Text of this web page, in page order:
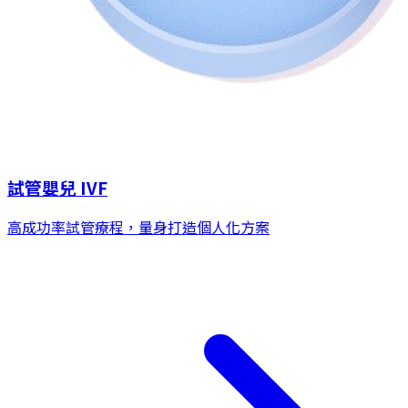
試管嬰兒 IVF
高成功率試管療程，量身打造個人化方案